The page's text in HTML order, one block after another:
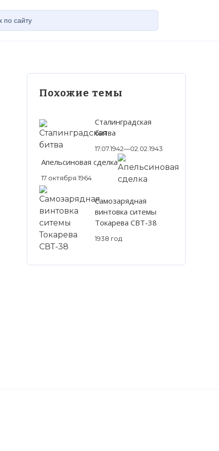
Похожие темы
Сталинградская
битва
17.07.1942—02.02.1943
Апельсиновая сделка
17 октября 1964
Самозарядная
винтовка ситемы
Токарева СВТ-38
1938 год